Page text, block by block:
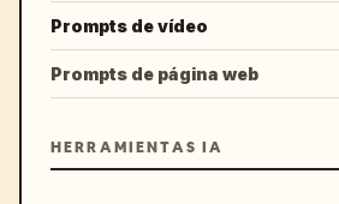
Prompts de vídeo
Prompts de página web
HERRAMIENTAS IA